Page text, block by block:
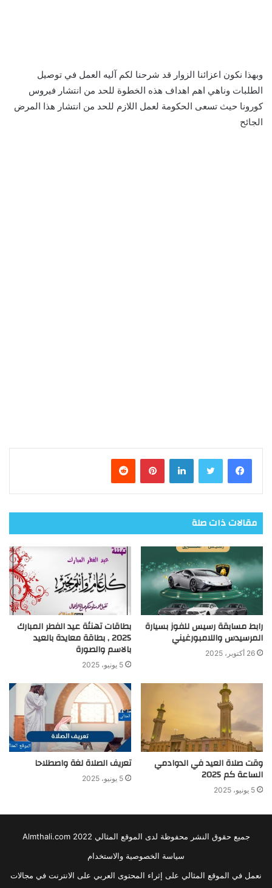
وبهذا نكون اعزائنا الزوار قد شرحنا لكم آليه العمل في توصيل
الطلبات وناهي اهم اهداف هذه الخطوة للحد من انتشار فيروس
كورونا حيث تسعى الحكومة لعمل اللازم للحد من انتشار هذا المرض
الجائح
فيسبوك تويتر لينكدإن بينتيريست
مقالات ذات صلة
رابط مسابقة رسيس للفوز بسيارة
المرسيدس واللامبورغيني
26 أكتوبر، 2025
بطاقات تهنئة عيد الفطر المبارك
2025 , بطاقة معايدة بالعيد
بالاسم والصورة
5 يونيو، 2025
وقت صلاة العيد في الدوادمي
الساعة كم 2025
5 يونيو، 2025
تعريف الصلاة لغة واصطلاحا
5 يونيو، 2025
جميع حقوق النشر محفوظة لدى الموقع المثالي 2022 Almthali.com
سياسة الخصوصية والاستخدام
نعمل في الموقع المثالي على إثراء المحتوى العربي على الانترنت في مجالات